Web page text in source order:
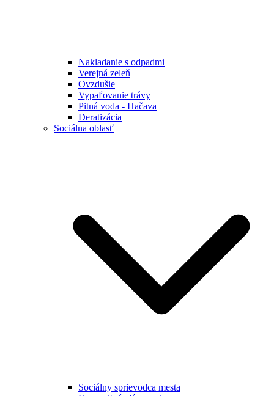
Nakladanie s odpadmi
Verejná zeleň
Ovzdušie
Vypaľovanie trávy
Pitná voda - Hačava
Deratizácia
Sociálna oblasť
Sociálny sprievodca mesta